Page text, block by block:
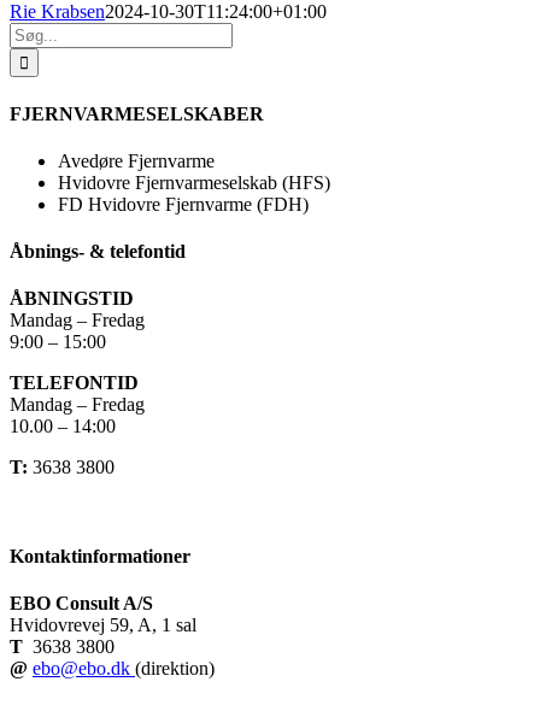
Rie Krabsen2024-10-30T11:24:00+01:00
Søg
efter:
FJERNVARMESELSKABER
Avedøre Fjernvarme
Hvidovre Fjernvarmeselskab (HFS)
FD Hvidovre Fjernvarme (FDH)
Åbnings- & telefontid
ÅBNINGSTID
Mandag – Fredag
9:00 – 15:00
TELEFONTID
Mandag – Fredag
10.00 – 14:00
T: 3638 3800
Kontaktinformationer
EBO Consult A/S
Hvidovrevej 59, A, 1 sal
T 3638 3800
@ ebo@ebo.dk (direktion)